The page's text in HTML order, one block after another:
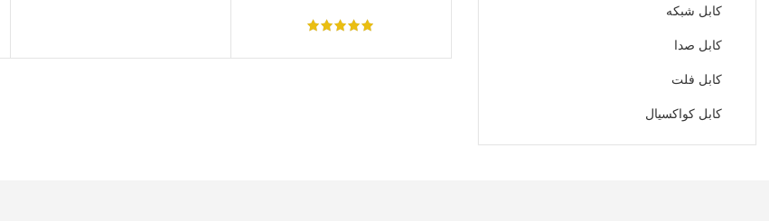
کابل شبکه
کابل صدا
کابل فلت
کابل کواکسیال